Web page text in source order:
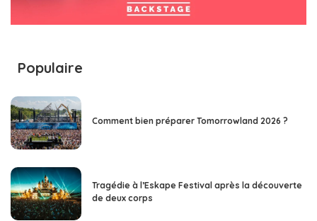
Populaire
Comment bien préparer Tomorrowland 2026 ?
Tragédie à l’Eskape Festival après la découverte
de deux corps